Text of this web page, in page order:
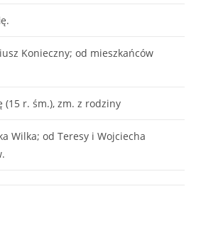
Konieczny; od mieszkańców
(15 r. śm.), zm. z rodziny
Wilka; od Teresy i Wojciecha